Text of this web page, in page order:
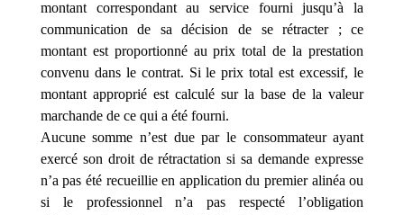
montant correspondant au service fourni jusqu’à la
communication de sa décision de se rétracter ; ce
montant est proportionné au prix total de la prestation
convenu dans le contrat. Si le prix total est excessif, le
montant approprié est calculé sur la base de la valeur
marchande de ce qui a été fourni.
Aucune somme n’est due par le consommateur ayant
exercé son droit de rétractation si sa demande expresse
n’a pas été recueillie en application du premier alinéa ou
si le professionnel n’a pas respecté l’obligation